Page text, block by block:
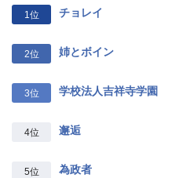
1位 チョレイ
2位 姉とボイン
3位 学校法人吉祥寺学園
4位 邂逅
5位 為政者